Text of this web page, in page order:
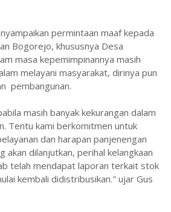
permintaan maaf kepada
Bogorejo, khususnya Desa
masa kepemimpinannya masih
melayani masyarakat, dirinya pun
pembangunan.
masih banyak kekurangan dalam
Tentu kami berkomitmen untuk
dan harapan panjenengan
akan dilanjutkan, perihal kelangkaan
telah mendapat laporan terkait stok
kembali didistribusikan." ujar Gus